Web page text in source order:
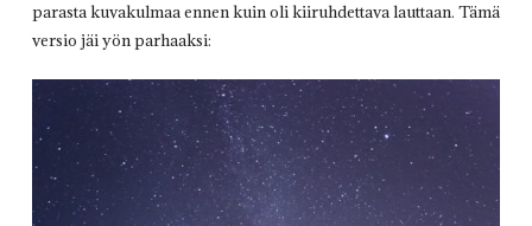
parasta kuvakulmaa ennen kuin oli kiiruhdettava lauttaan. Tämä
versio jäi yön parhaaksi: